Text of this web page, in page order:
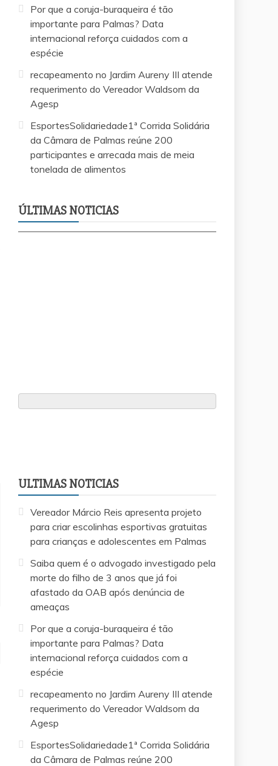
Por que a coruja-buraqueira é tão
importante para Palmas? Data
internacional reforça cuidados com a
espécie
recapeamento no Jardim Aureny III atende
requerimento do Vereador Waldsom da
Agesp
EsportesSolidariedade1ª Corrida Solidária
da Câmara de Palmas reúne 200
participantes e arrecada mais de meia
tonelada de alimentos
ÚLTIMAS NOTICIAS
requerimento do Vereador Waldsom da
Agesp
ULTIMAS NOTICIAS
Vereador Márcio Reis apresenta projeto
para criar escolinhas esportivas gratuitas
para crianças e adolescentes em Palmas
Saiba quem é o advogado investigado pela
morte do filho de 3 anos que já foi
afastado da OAB após denúncia de
ameaças
Por que a coruja-buraqueira é tão
importante para Palmas? Data
internacional reforça cuidados com a
espécie
recapeamento no Jardim Aureny III atende
requerimento do Vereador Waldsom da
Agesp
EsportesSolidariedade1ª Corrida Solidária
da Câmara de Palmas reúne 200